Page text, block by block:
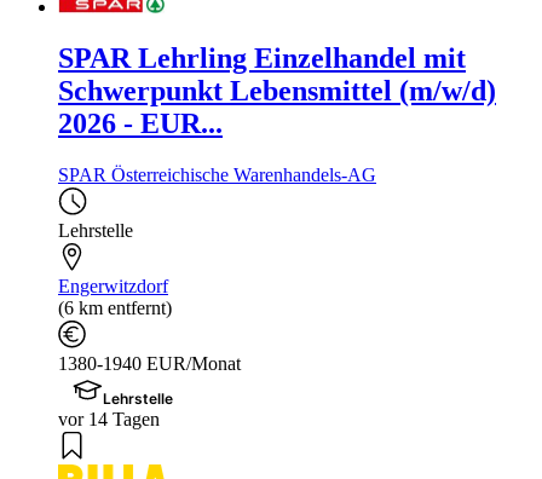
SPAR Lehrling Einzelhandel mit
Schwerpunkt Lebensmittel (m/w/d)
2026 - EUR...
SPAR Österreichische Warenhandels-AG
Lehrstelle
Engerwitzdorf
(6 km entfernt)
1380-1940 EUR/Monat
Lehrstelle
vor 14 Tagen